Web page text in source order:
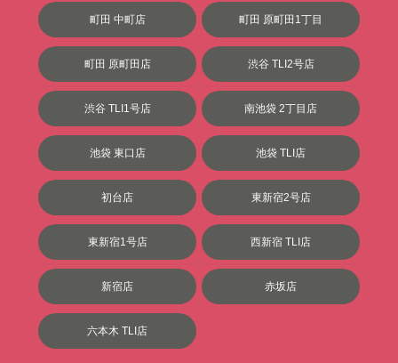
町田 中町店 町田 原町田1丁目
町田 原町田店 渋谷 TLI2号店
渋谷 TLI1号店 南池袋 2丁目店
池袋 東口店 池袋 TLI店
初台店 東新宿2号店
東新宿1号店 西新宿 TLI店
新宿店 赤坂店
六本木 TLI店